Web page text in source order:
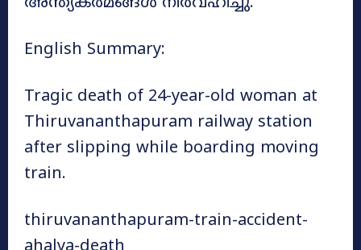
English Summary:
Tragic death of 24-year-old woman at
Thiruvananthapuram railway station
after slipping while boarding moving
train.
thiruvananthapuram-train-accident-